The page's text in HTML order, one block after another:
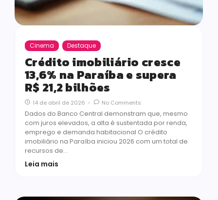
Cinema Destaque
Crédito imobiliário cresce
13,6% na Paraíba e supera
R$ 21,2 bilhões
14 de abril de 2026 - No Comments
Dados do Banco Central demonstram que, mesmo
com juros elevados, a alta é sustentada por renda,
emprego e demanda habitacional O crédito
imobiliário na Paraíba iniciou 2026 com um total de
recursos de…
Leia mais